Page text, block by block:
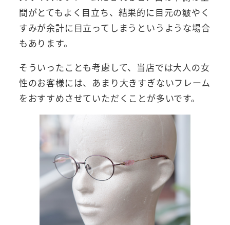
間がとてもよく目立ち、結果的に目元の皺やく
すみが余計に目立ってしまうというような場合
もあります。
そういったことも考慮して、当店では大人の女
性のお客様には、あまり大きすぎないフレーム
をおすすめさせていただくことが多いです。